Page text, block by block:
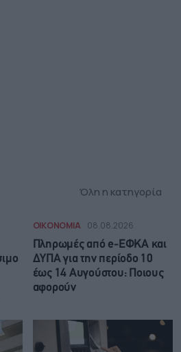
Όλη η κατηγορία
ΟΙΚΟΝΟΜΙΑ 08.08.2026
Πληρωμές από e-ΕΦΚΑ και
ΔΥΠΑ για την περίοδο 10
έως 14 Αυγούστου: Ποιους
αφορούν